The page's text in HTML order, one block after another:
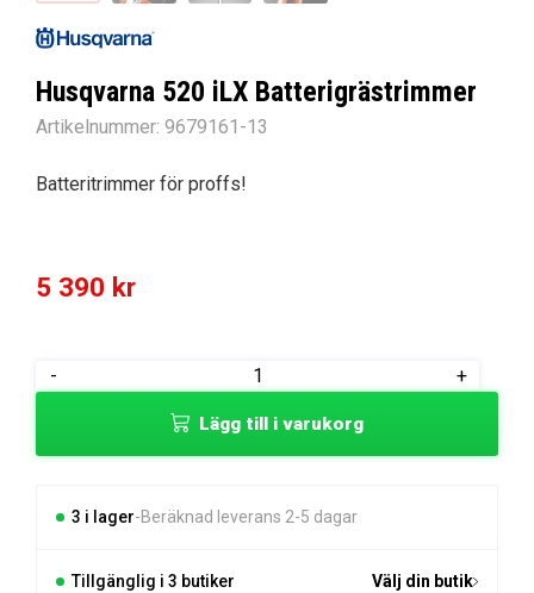
Husqvarna 520 iLX Batterigrästrimmer
Artikelnummer: 9679161-13
Batteritrimmer för proffs!
5 390 kr
-
Husqvarna
520
Batterigrästrimmer
+
Lägg till i varukorg
3 i lager Beräknad leverans 2-5 dagar
Tillgänglig i 3 butiker Välj din butik